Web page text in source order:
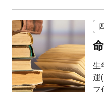
生
運
フ